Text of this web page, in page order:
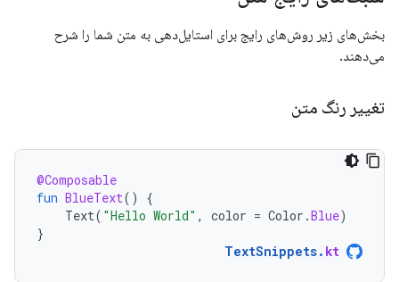
بخش‌های زیر روش‌های رایج برای استایل‌دهی به متن شما را شرح
می‌دهند.
تغییر رنگ متن
@Composable
fun BlueText()
{
Text( "Hello World" , color = Color .Blue)
}
TextSnippets. kt